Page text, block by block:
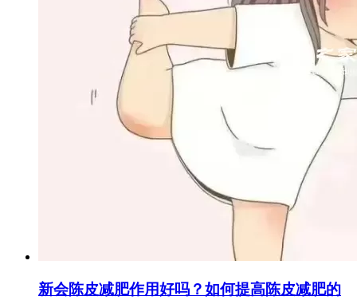
新会陈皮减肥作用好吗？如何提高陈皮减肥的